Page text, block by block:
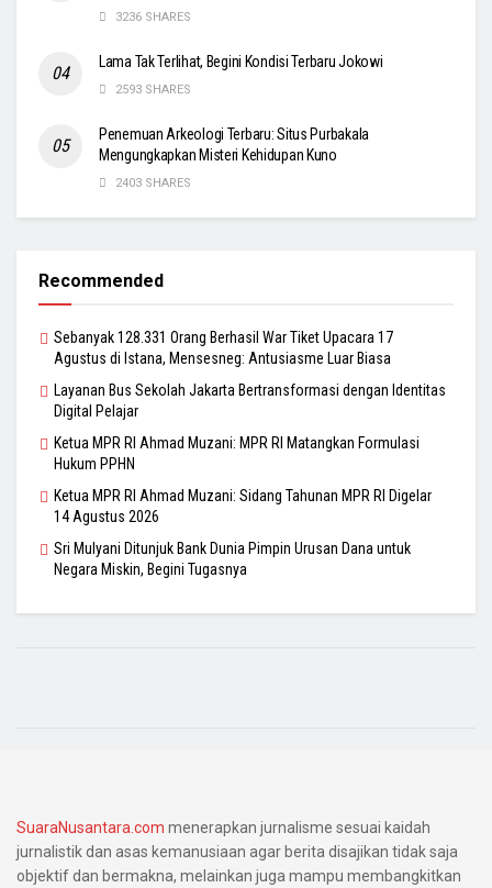
3236 SHARES
Lama Tak Terlihat, Begini Kondisi Terbaru Jokowi
2593 SHARES
Penemuan Arkeologi Terbaru: Situs Purbakala
Mengungkapkan Misteri Kehidupan Kuno
2403 SHARES
Recommended
Sebanyak 128.331 Orang Berhasil War Tiket Upacara 17
Agustus di Istana, Mensesneg: Antusiasme Luar Biasa
Layanan Bus Sekolah Jakarta Bertransformasi dengan Identitas
Digital Pelajar
Ketua MPR RI Ahmad Muzani: MPR RI Matangkan Formulasi
Hukum PPHN
Ketua MPR RI Ahmad Muzani: Sidang Tahunan MPR RI Digelar
14 Agustus 2026
Sri Mulyani Ditunjuk Bank Dunia Pimpin Urusan Dana untuk
Negara Miskin, Begini Tugasnya
SuaraNusantara.com menerapkan jurnalisme sesuai kaidah
jurnalistik dan asas kemanusiaan agar berita disajikan tidak saja
objektif dan bermakna, melainkan juga mampu membangkitkan